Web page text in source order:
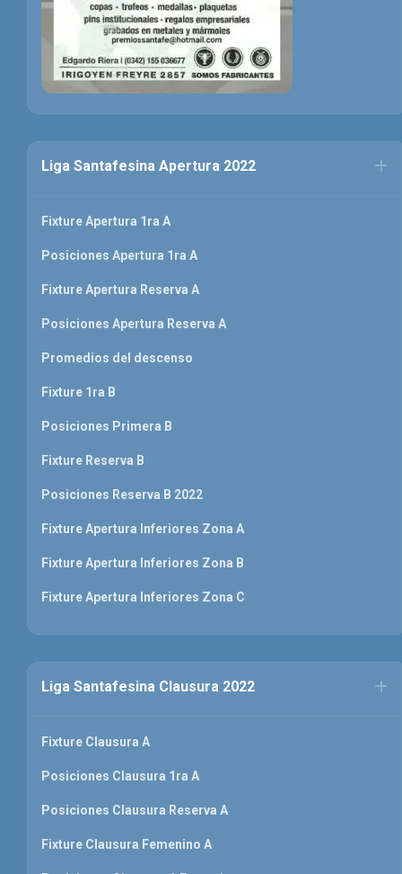
Liga Santafesina Apertura 2022
Fixture Apertura 1ra A
Posiciones Apertura 1ra A
Fixture Apertura Reserva A
Posiciones Apertura Reserva A
Promedios del descenso
Fixture 1ra B
Posiciones Primera B
Fixture Reserva B
Posiciones Reserva B 2022
Fixture Apertura Inferiores Zona A
Fixture Apertura Inferiores Zona B
Fixture Apertura Inferiores Zona C
Liga Santafesina Clausura 2022
Fixture Clausura A
Posiciones Clausura 1ra A
Posiciones Clausura Reserva A
Fixture Clausura Femenino A